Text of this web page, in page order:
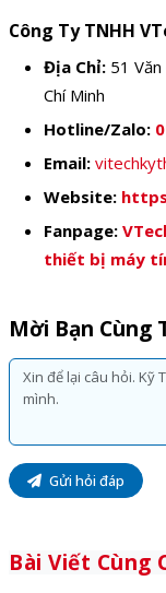
Công Ty TNHH
Địa Chỉ: 51
Chí Minh
Hotline/Zalo:
Email:
Website:
Fanpage:
thiết bị máy
Mời Bạn Cùng
Gửi hỏi đáp
Bài Viết Cùng